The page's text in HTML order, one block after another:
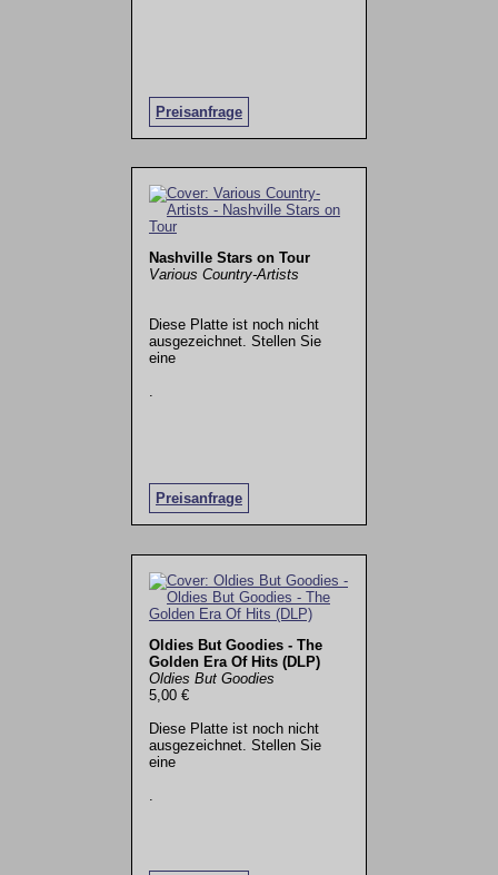
Preisanfrage
Nashville Stars on Tour
Various Country-Artists
Diese Platte ist noch nicht
ausgezeichnet. Stellen Sie
eine
Preisanfrage
.
Oldies But Goodies - The
Golden Era Of Hits (DLP)
Oldies But Goodies
5,00 €
Diese Platte ist noch nicht
ausgezeichnet. Stellen Sie
eine